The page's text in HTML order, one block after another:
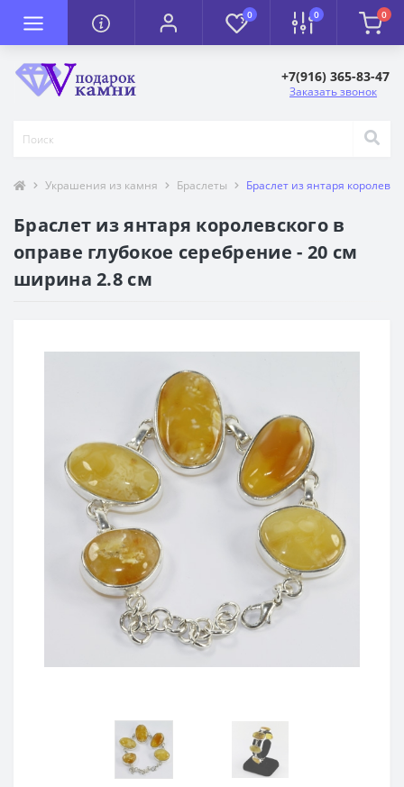
0 0 0
+7(916) 365-83-47
Заказать звонок
Украшения из камня Браслеты Браслет из янтаря
Браслет из янтаря королевского в
оправе глубокое серебрение - 20 см
ширина 2.8 см